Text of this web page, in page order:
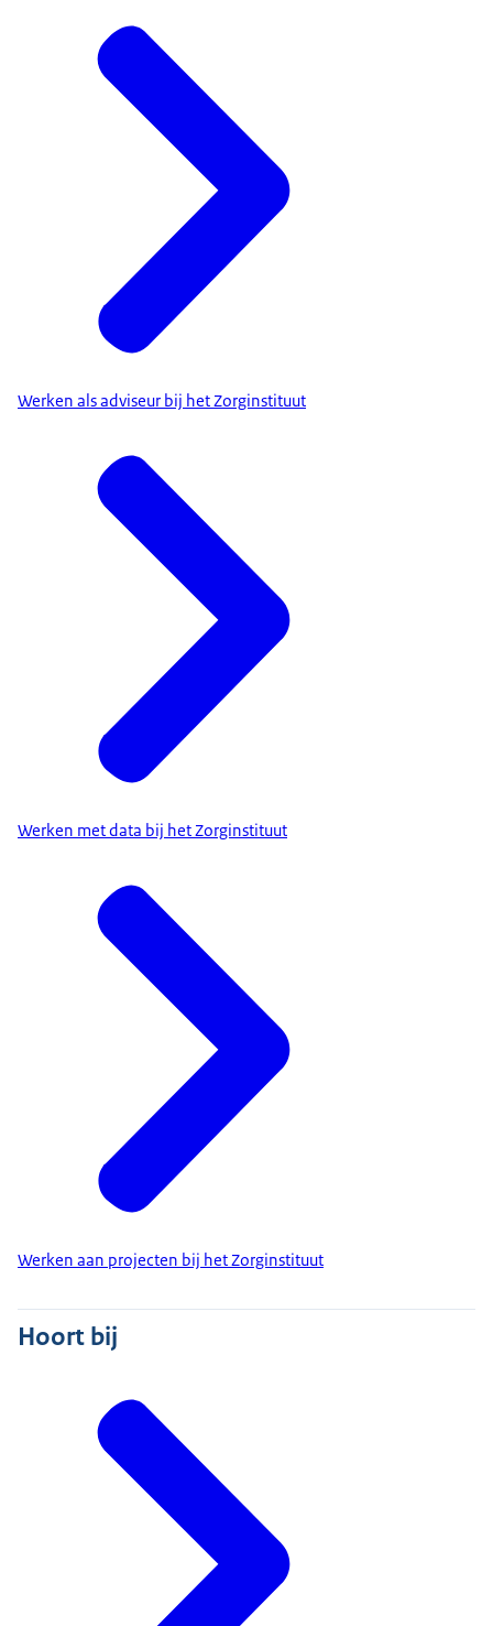
Werken als adviseur bij het Zorginstituut
Werken met data bij het Zorginstituut
Werken aan projecten bij het Zorginstituut
Hoort bij